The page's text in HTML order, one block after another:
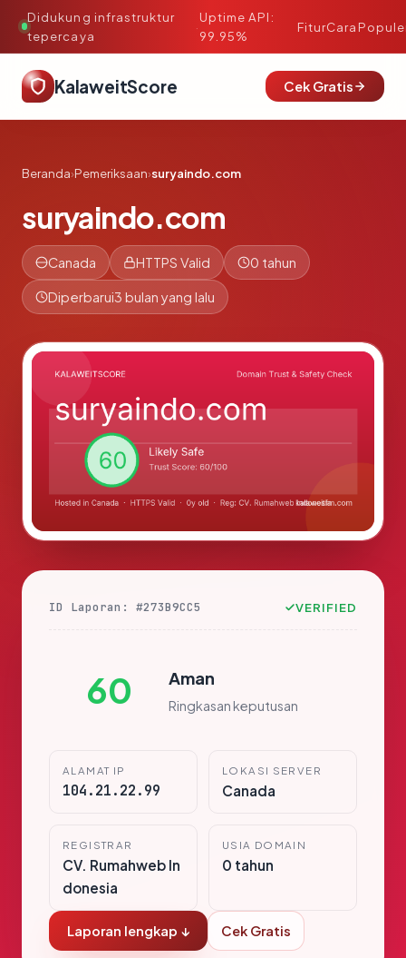
Didukung infrastruktur
tepercaya
·
Uptime API:
99.95%
FiturCara
KalaweitScore Cek Gratis
Beranda›Pemeriksaan›suryaindo.com
suryaindo.com
Canada HTTPS Valid 0 tahun
Diperbarui3 bulan yang lalu
ID Laporan: #273B9CC5 VERIFIED
60 Aman
Ringkasan keputusan
ALAMAT IP
104.21.22.99
LOKASI SERVER
Canada
REGISTRAR
CV. Rumahweb In
donesia
USIA DOMAIN
0 tahun
Laporan lengkap ↓ Cek Gratis